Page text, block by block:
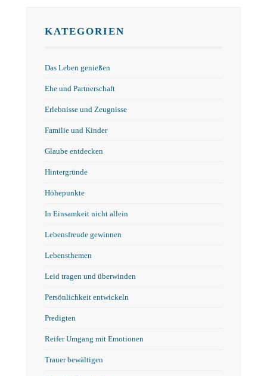
KATEGORIEN
Das Leben genießen
Ehe und Partnerschaft
Erlebnisse und Zeugnisse
Familie und Kinder
Glaube entdecken
Hintergründe
Höhepunkte
In Einsamkeit nicht allein
Lebensfreude gewinnen
Lebensthemen
Leid tragen und überwinden
Persönlichkeit entwickeln
Predigten
Reifer Umgang mit Emotionen
Trauer bewältigen